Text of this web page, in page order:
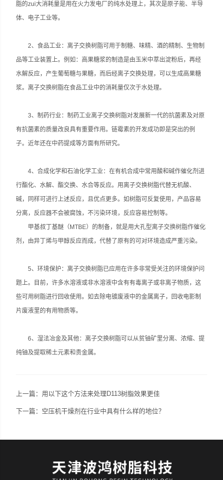
脂的zui大消耗量是用在火力发电厂的纯水处理上，其次是原子能、半导
体、电子工业等。
2、食品工业：离子交换树脂可用于制糖、味精、酒的精制、生物制
品等工业装置上。例如：高果糖浆的制造是由玉米中萃出淀粉后，再经
水解反应，产生葡萄糖与果糖，而后经离子交换处理，可以生成高果糖
浆。离子交换树脂在食品工业中的消耗量仅次于水处理。
3、制药行业：制药工业离子交换树脂对发展新一代的抗菌素及对原
有抗菌素的质量改良具有重要作用。链霉素的开发成功即是突出的例
子。近年还在中药提成等方面有所研究。
4、合成化学和石油化学工业：在有机合成中常用酸和碱作催化剂进
行酯化、水解、酯交换、水合等反应。用离子交换树脂代替无机酸、
碱，同样可进行上述反应，且优点更多。如树脂可反复使用，产品容易
分离，反应器不会被腐蚀，不污染环境，反应容易控制等。
甲基叔丁基醚（MTBE）的制备，就是用大孔型离子交换树脂作催化
剂，由异丁烯与甲醇反应而成，代替了原有的可对环境造成严重污染。
5、环境保护：离子交换树脂已应用在许多非常受关注的环境保护问
题上。目前，许多水溶液或非水溶液中含有有毒离子或非离子物质，这
些可用树脂进行回收使用。如去除电镀废液中的金属离子，回收电影制
片废液里的有用物质等。
6、湿法冶金及其他：离子交换树脂可以从贫铀矿里分离、浓缩、提
纯铀及提取稀土元素和贵金属。
上一篇： 用以下这个方法来处理D113树脂效果更佳
下一篇： 空压机干燥剂在行业中具有什么样的地位？